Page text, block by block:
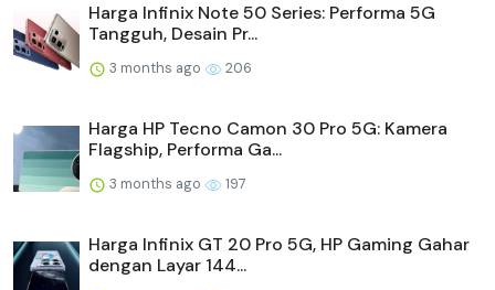
Harga Infinix Note 50 Series: Performa 5G
Tangguh, Desain Pr...
3 months ago 206
Harga HP Tecno Camon 30 Pro 5G: Kamera
Flagship, Performa Ga...
3 months ago 197
Harga Infinix GT 20 Pro 5G, HP Gaming Gahar
dengan Layar 144...